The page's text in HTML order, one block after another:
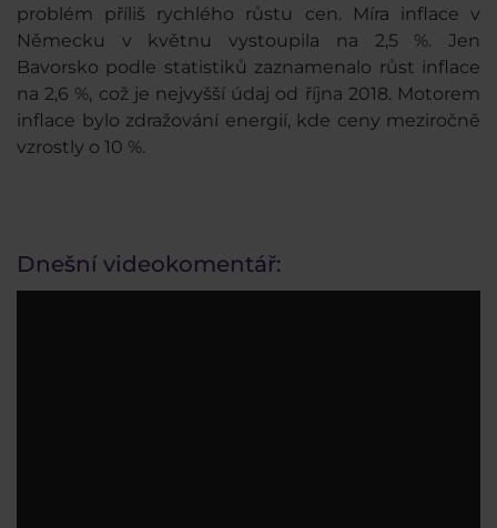
problém příliš rychlého růstu cen. Míra inflace v
Německu v květnu vystoupila na 2,5 %. Jen
Bavorsko podle statistiků zaznamenalo růst inflace
na 2,6 %, což je nejvyšší údaj od října 2018. Motorem
inflace bylo zdražování energií, kde ceny meziročně
vzrostly o 10 %.
Dnešní videokomentář: